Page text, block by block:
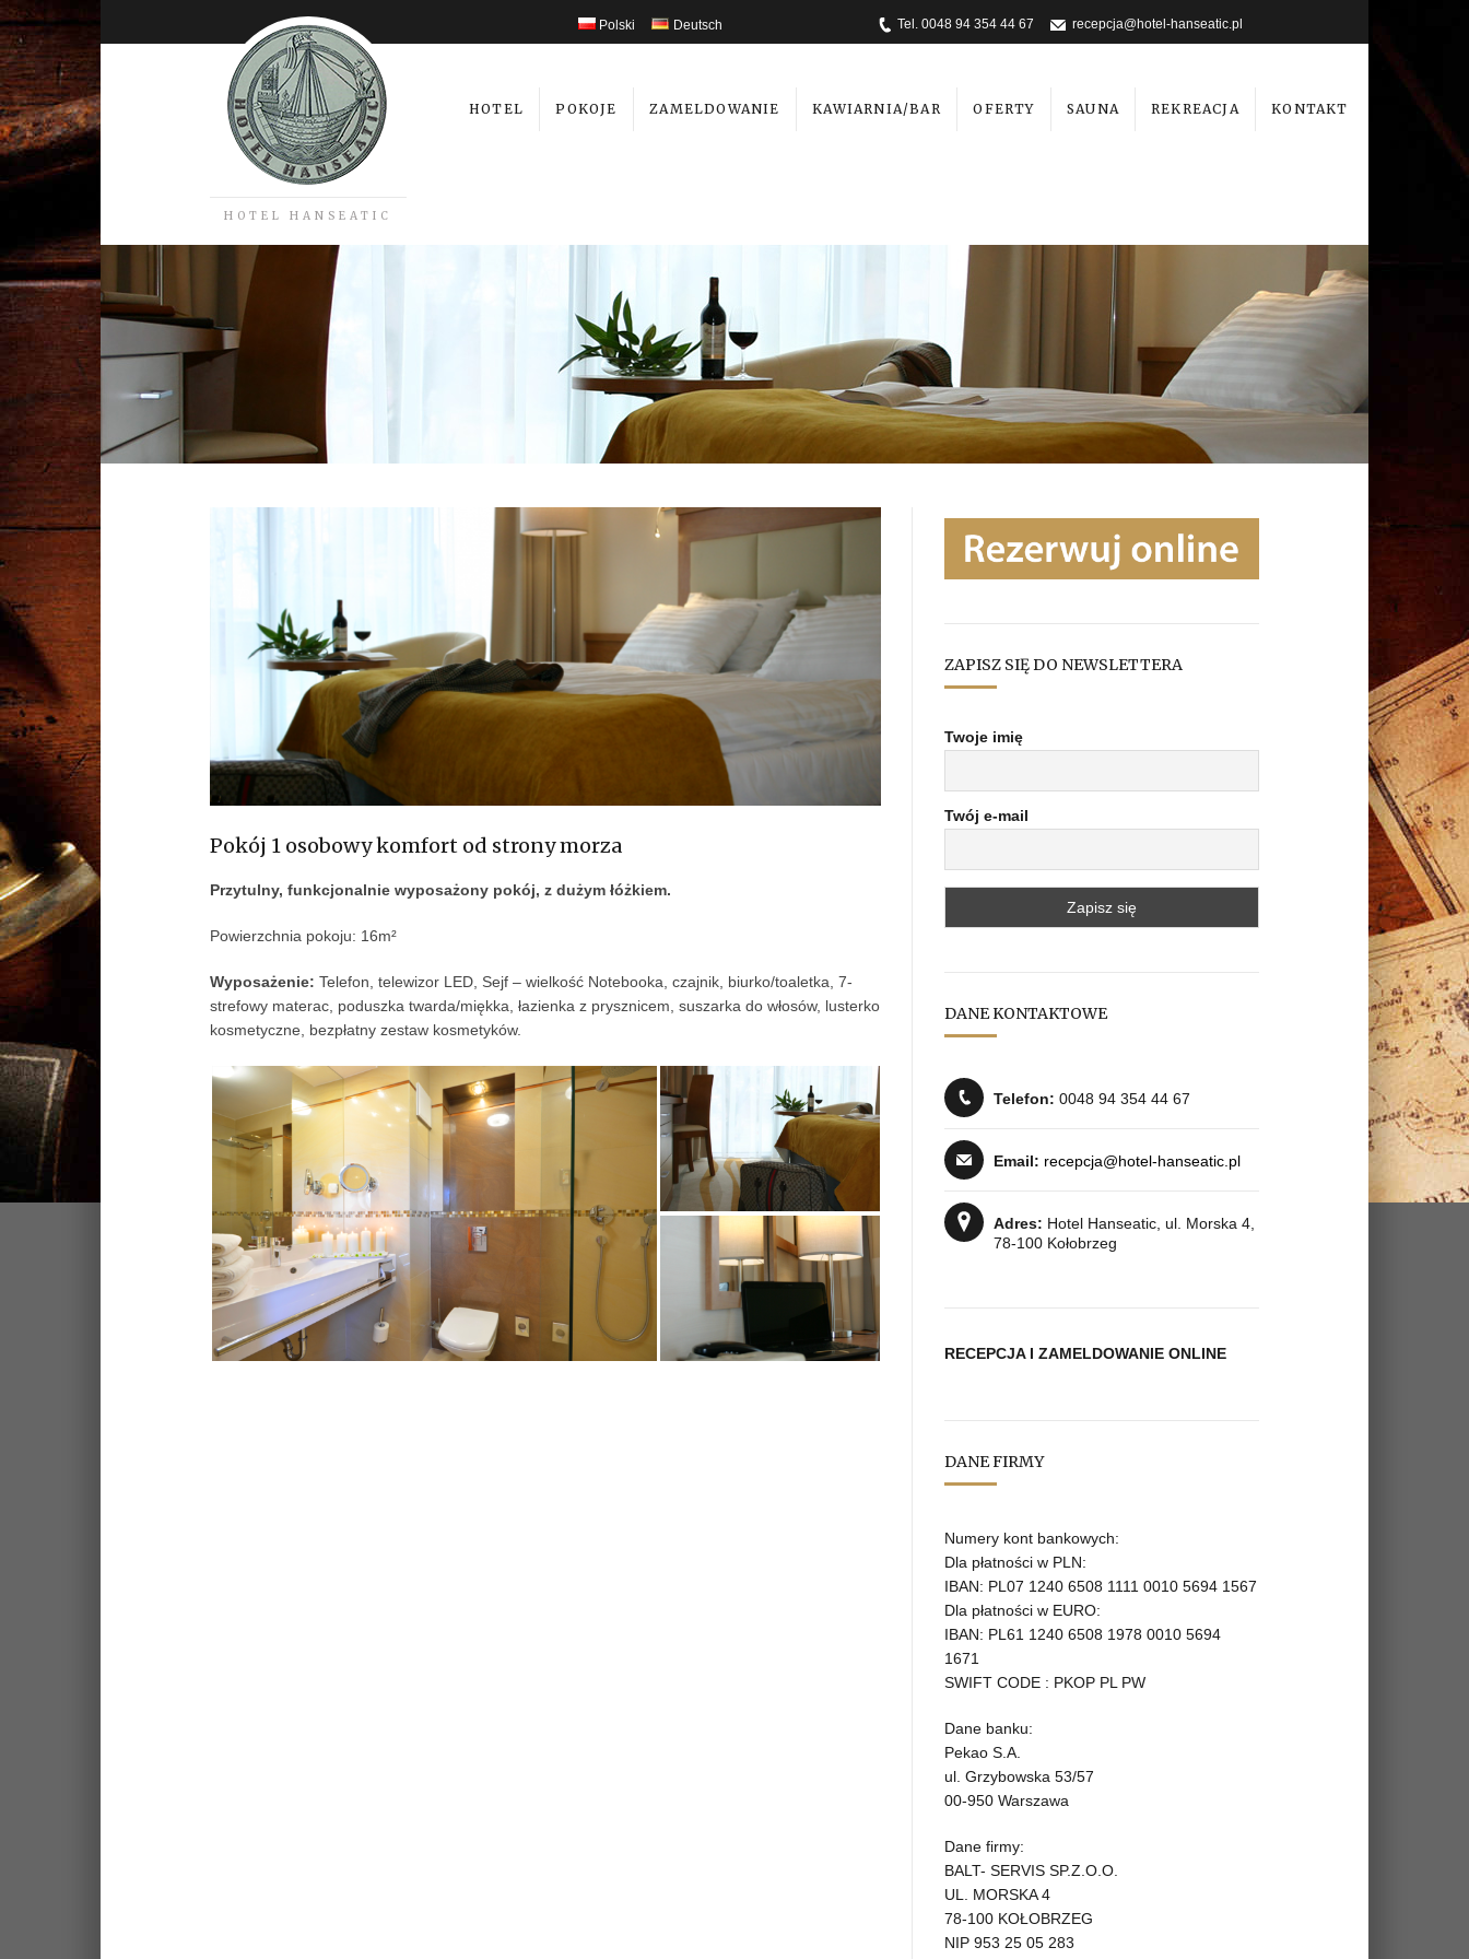
Polski Deutsch Tel. 0048 94 354 44 67 recepcja@hotel-hanseatic.pl
HOTEL HANSEATIC
HOTEL POKOJE ZAMELDOWANIE KAWIARNIA/BAR OFERTY SAUNA REKREACJA KONTAKT
Pokój 1 osobowy komfort od strony morza
Przytulny, funkcjonalnie wyposażony pokój, z dużym łóżkiem.
Powierzchnia pokoju: 16m²
Wyposażenie: Telefon, telewizor LED, Sejf – wielkość Notebooka, czajnik, biurko/toaletka, 7-
strefowy materac, poduszka twarda/miękka, łazienka z prysznicem, suszarka do włosów, lusterko
kosmetyczne, bezpłatny zestaw kosmetyków.
ZAPISZ SIĘ DO NEWSLETTERA
Twoje imię
Twój e-mail
DANE KONTAKTOWE
Telefon: 0048 94 354 44 67
Email: recepcja@hotel-hanseatic.pl
Adres: Hotel Hanseatic, ul. Morska 4,
78­-100 Kołobrzeg
RECEPCJA I ZAMELDOWANIE ONLINE
DANE FIRMY
Numery kont bankowych:
Dla płatności w PLN:
IBAN: PL07 1240 6508 1111 0010 5694 1567
Dla płatności w EURO:
IBAN: PL61 1240 6508 1978 0010 5694
1671
SWIFT CODE : PKOP PL PW
Dane banku:
Pekao S.A.
ul. Grzybowska 53/57
00-950 Warszawa
Dane firmy:
BALT- SERVIS SP.Z.O.O.
UL. MORSKA 4
78-100 KOŁOBRZEG
NIP 953 25 05 283